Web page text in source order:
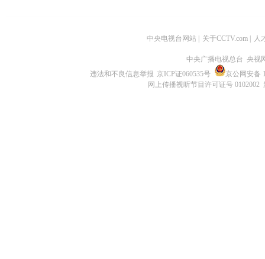
中央电视台网站 关于CCTV.com 人
中央广播电视总台 央视
违法和不良信息举报 京ICP证060535号
京公网安备
网上传播视听节目许可证号 0102002